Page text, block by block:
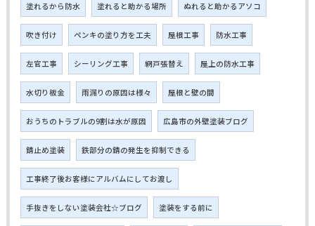
塗れるから防水 塗れると助かる場所 ぬれると助かるアソコ
吹き付け ペンキの塗り方を工夫 屋根工事 防水工事
左官工事 シーリング工事 網戸張替え 屋上の防水工事
水切り板金 雨漏りの原因は様々 屋根と壁の間
おうちのトラブルの9割は水が原因 広島市の外壁塗装ブログ
錆止め塗装 鉄部分の錆の発生を抑制できる
工事終了後お客様にアルバムにしてお渡し
手抜きをしない塗装会社☆ブログ 塗装をする前に